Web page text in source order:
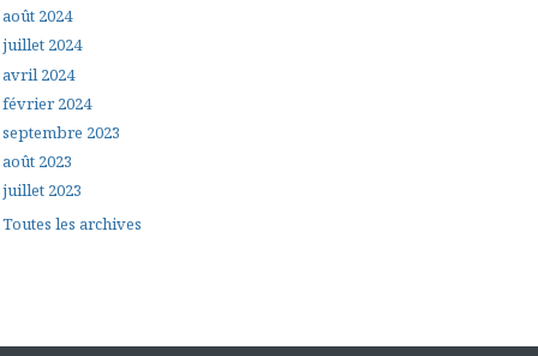
août 2024
juillet 2024
avril 2024
février 2024
septembre 2023
août 2023
juillet 2023
Toutes les archives